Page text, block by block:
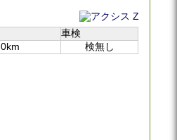
車検
0km 検無し